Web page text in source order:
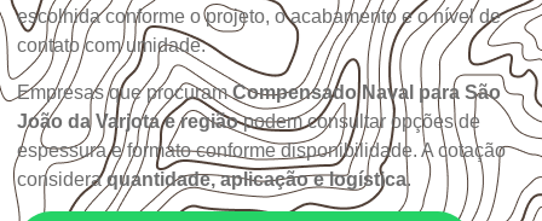
escolhida conforme o projeto, o acabamento e o nível de
contato com umidade.
Empresas que procuramCompensado Naval para São
João da Varjota e regiãopodem consultar opções de
espessura e formato conforme disponibilidade. A cotação
consideraquantidade, aplicação e logística.